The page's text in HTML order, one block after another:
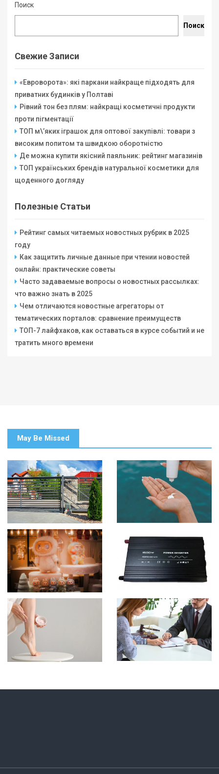
Поиск
Поиск
Свежие Записи
«Евроворота»: які паркани найкраще підходять для
приватних будинків у Полтаві
Рівний тон без плям: найкращі косметичні продукти
проти пігментації
ТОП м\’яких іграшок для оптової закупівлі: товари з
високим попитом та швидкою оборотністю
Де можна купити якісний паяльник: рейтинг магазинів
ТОП українських брендів натуральної косметики для
щоденного догляду
Полезные Статьи
Рейтинг самых читаемых новостных рубрик в 2025
году
Как защитить личные данные при чтении новостей
онлайн: практические советы
Часто задаваемые вопросы о новостных рассылках:
что важно знать в 2025
Чем отличаются новостные агрегаторы от
тематических порталов: сравнение преимуществ
ТОП-7 лайфхаков, как оставаться в курсе событий и не
тратить много времени
May Be Missed